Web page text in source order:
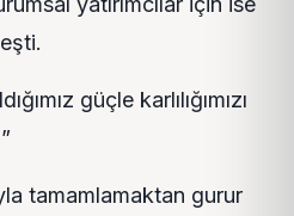
güçle karlılığımızı
tamamlamaktan gurur